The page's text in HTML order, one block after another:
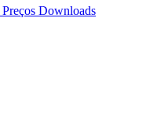
Preços Downloads